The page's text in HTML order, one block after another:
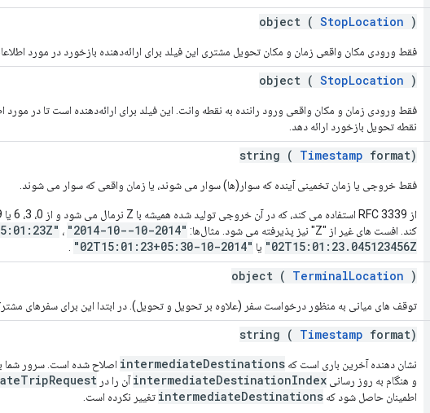
object ( StopLocation )
فقط ورودی مکان واقعی زمان و مکان تحویل مشتری این فیلد برای ارائه‌دهنده بازخورد در مورد
object ( StopLocation )
فقط ورودی زمان و مکان واقعی ورود راننده به نقطه وانت. این فیلد برای ارائه‌دهنده است تا در مورد
نقطه تحویل بازخورد ارائه دهد.
string ( Timestamp format)
فقط خروجی یا زمان تخمینی آینده که سوار(ها) سوار می شوند، یا زمان واقعی که سوار می شوند.
کند. افست های غیر از "Z" نیز پذیرفته می شود. مثال‌ها:
"2014-10-02T15:01:23Z" ، "2014-10-
02T15:01:23.045123456Z"
یا "2014-10-02T15:01:23+05:30"
object ( TerminalLocation )
توقف های میانی به منظور درخواست سفر (علاوه بر تحویل و تحویل). در ابتدا این برای سفرهای
string ( Timestamp format)
نشان دهنده آخرین باری است که intermediateDestinations اصلاح شده است. سرور شما
و هنگام به روز رسانی intermediateDestinationIndexآن را در
اطمینان حاصل شود که intermediateDestinations تغییر نکرده است.